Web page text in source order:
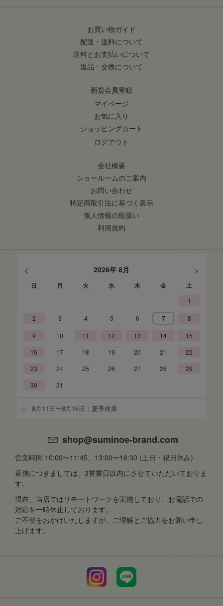
お買い物ガイド
配送・送料について
送料とお支払いについて
返品・交換について
新規会員登録
マイページ
お気に入り
ショッピングカート
ログアウト
会社概要
ショールームのご案内
お問い合わせ
特定商取引法に基づく表示
個人情報の取扱い
利用規約
< 2026年 8月 >
日 月 火 水 木 金 土
1
2 3 4 5 6 7 8
9 10 11 12 13 14
15
16
17 18 19 20 21
22
23
24 25 26 27 28
29
30
31
8月11日〜8月16日：夏季休業
shop@suminoe-brand.com
営業時間 10:00〜11:45、13:00〜16:30 (土日・祝日休み)
返信につきましては、3営業日以内にさせていただいておりま
す。
現在、当店ではリモートワークを実施しており、お電話での
対応を一時休止しております。
ご不便をおかけいたしますが、ご理解とご協力をお願い申し
上げます。